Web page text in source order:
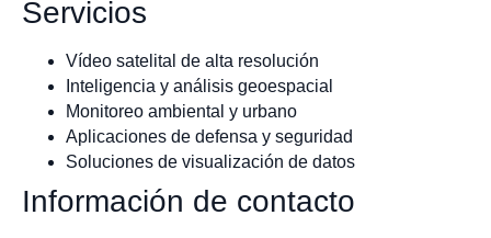
Servicios
Vídeo satelital de alta resolución
Inteligencia y análisis geoespacial
Monitoreo ambiental y urbano
Aplicaciones de defensa y seguridad
Soluciones de visualización de datos
Información de contacto